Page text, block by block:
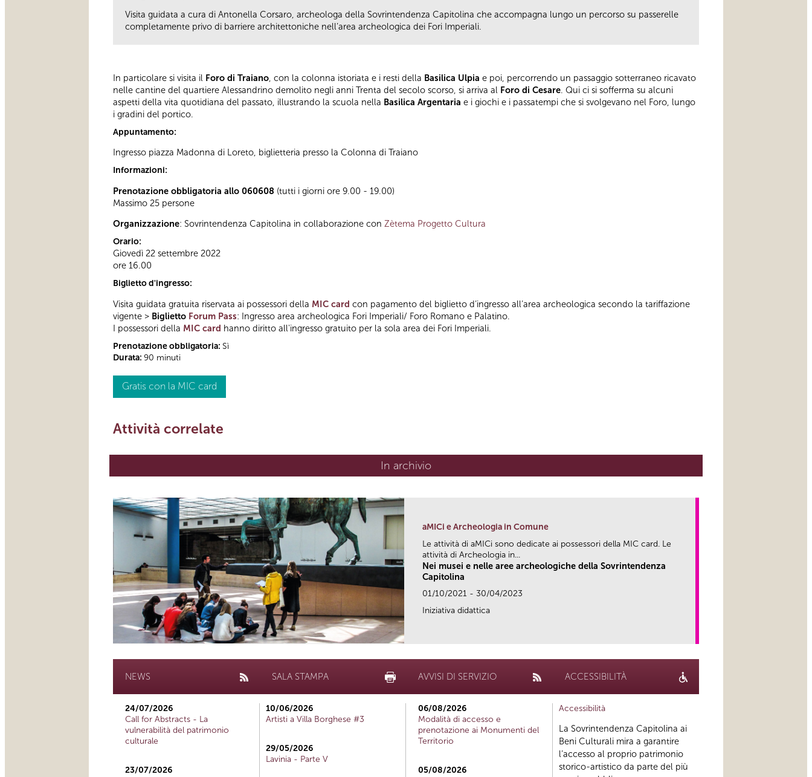
Visita guidata a cura di Antonella Corsaro, archeologa della Sovrintendenza Capitolina che accompagna lungo un percorso su passerelle
completamente privo di barriere architettoniche nell’area archeologica dei Fori Imperiali.
In particolare si visita il Foro di Traiano , con la colonna istoriata e i resti della Basilica Ulpia e poi, percorrendo un passaggio sotterraneo ricavato
nelle cantine del quartiere Alessandrino demolito negli anni Trenta del secolo scorso, si arriva al Foro di Cesare. Qui ci si sofferma su alcuni
aspetti della vita quotidiana del passato, illustrando la scuola nella Basilica Argentaria e i giochi e i passatempi che si svolgevano nel Foro, lungo
i gradini del portico.
Appuntamento:
Ingresso piazza Madonna di Loreto, biglietteria presso la Colonna di Traiano
Informazioni:
Prenotazione obbligatoria allo 060608 (tutti i giorni ore 9.00 - 19.00)
Massimo 25 persone
Organizzazione: Sovrintendenza Capitolina in collaborazione con Zètema Progetto Cultura
Orario:
Giovedì 22 settembre 2022
ore 16.00
Biglietto d'ingresso:
Visita guidata gratuita riservata ai possessori della MIC card con pagamento del biglietto d’ingresso all’area archeologica secondo la tariffazione
vigente > Biglietto Forum Pass: Ingresso area archeologica Fori Imperiali/ Foro Romano e Palatino.
I possessori della MIC card hanno diritto all'ingresso gratuito per la sola area dei Fori Imperiali.
Prenotazione obbligatoria: Sì
Durata: 90 minuti
Gratis con la MIC card
Attività correlate
In archivio
aMICi e Archeologia in Comune
Le attività di aMICi sono dedicate ai possessori della MIC card. Le
attività di Archeologia in...
Nei musei e nelle aree archeologiche della Sovrintendenza
Capitolina
01/10/2021 - 30/04/2023
Iniziativa didattica
NEWS
24/07/2026
Call for Abstracts - La
vulnerabilità del patrimonio
culturale
23/07/2026
SALA STAMPA
10/06/2026
Artisti a Villa Borghese #3
29/05/2026
Lavinia - Parte V
AVVISI DI SERVIZIO
06/08/2026
Modalità di accesso e
prenotazione ai Monumenti del
Territorio
05/08/2026
ACCESSIBILITÀ
Accessibilità
La Sovrintendenza Capitolina ai
Beni Culturali mira a garantire
l’accesso al proprio patrimonio
storico-artistico da parte del più